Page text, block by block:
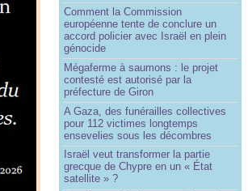
Comment la Commission
européenne tente de conclure un
accord policier avec Israël en plein
génocide
Mégaferme à saumons : le projet
contesté est autorisé par la
préfecture de Giron
A Gaza, des funérailles collectives
pour 112 victimes longtemps
ensevelies sous les décombres
Israël veut transformer la partie
grecque de Chypre en un « État
satellite » ?